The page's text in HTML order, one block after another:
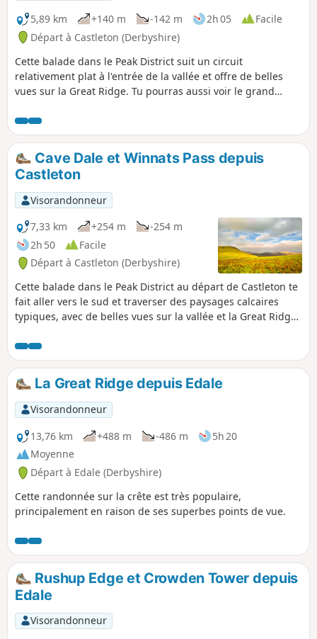
5,89 km
+140 m -142 m 2h 05
Facile
Départ à Castleton (Derbyshire)
Cette balade dans le Peak District suit un circuit
relativement plat à l'entrée de la vallée et offre de belles
vues sur la Great Ridge. Tu pourras aussi voir le grand
Cave Dale et Winnats Pass depuis
Castleton
Visorandonneur
7,33 km
+254 m
-254 m
2h 50
Facile
Départ à Castleton (Derbyshire)
Cette balade dans le Peak District au départ de Castleton te
fait aller vers le sud et traverser des paysages calcaires
typiques, avec de belles vues sur la vallée et la Great Ridge
spectaculaire Winnats Pass.
La Great Ridge depuis Edale
Visorandonneur
13,76 km
+488 m -486 m
5h 20
Moyenne
Départ à Edale (Derbyshire)
Cette randonnée sur la crête est très populaire,
principalement en raison de ses superbes points de vue.
Rushup Edge et Crowden Tower depuis
Edale
Visorandonneur